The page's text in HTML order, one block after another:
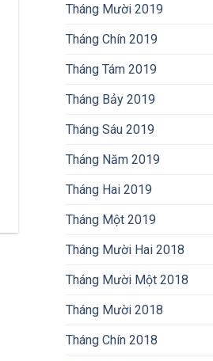
Tháng Mười 2019
Tháng Chín 2019
Tháng Tám 2019
Tháng Bảy 2019
Tháng Sáu 2019
Tháng Năm 2019
Tháng Hai 2019
Tháng Một 2019
Tháng Mười Hai 2018
Tháng Mười Một 2018
Tháng Mười 2018
Tháng Chín 2018